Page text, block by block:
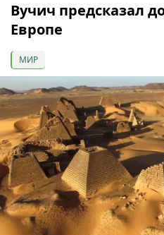
Вучич предсказал
Европе
МИР